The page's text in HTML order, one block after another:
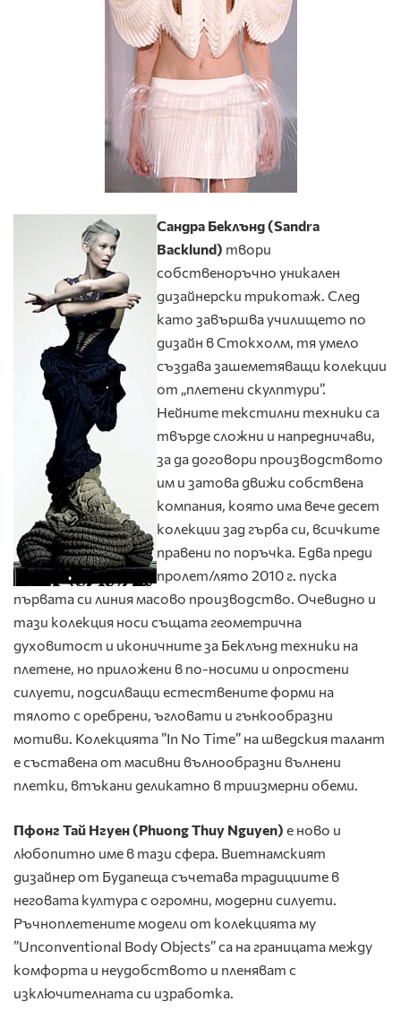
Сандра Беклънд (Sandra
Backlund) твори
собственоръчно уникален
дизайнерски трикотаж. След
като завършва училището по
дизайн в Стокхолм, тя умело
създава зашеметяващи колекции
от „плетени скулптури”.
Нейните текстилни техники са
твърде сложни и напредничави,
за да договори производството
им и затова движи собствена
компания, която има вече десет
колекции зад гърба си, всичките
правени по поръчка. Едва преди
пролет/лято 2010 г. пуска
първата си линия масово производство. Oчевидно и
тази колекция носи същата геометрична
духовитост и иконичните за Беклънд техники на
плетене, но приложени в по-носими и опростени
силуети, подсилващи естествените форми на
тялото с оребрени, ъгловати и гънкообразни
мотиви. Колекцията ”In No Time” на шведския талант
е съставена от масивни вълнообразни вълнени
плетки, втъкани деликатно в триизмерни обеми.
Пфонг Тай Нгуен (PhuongThuy Nguyen) е ново и
любопитно име в тази сфера. Виетнамският
дизайнер от Будапеща съчетава традициите в
неговата култура с огромни, модерни силуети.
Ръчноплетените модели от колекцията му
”Unconventional Body Objects” са на границата между
комфорта и неудобството и пленяват с
изключителната си изработка.